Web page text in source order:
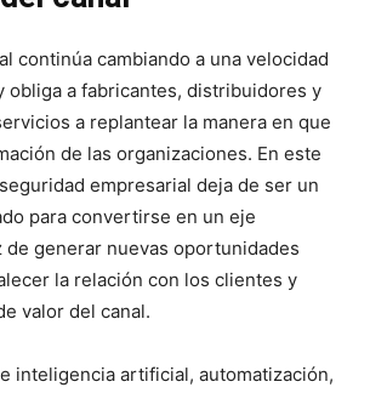
continúa cambiando a una velocidad
obliga a fabricantes, distribuidores y
a replantear la manera en que
de las organizaciones. En este
empresarial deja de ser un
para convertirse en un eje
de generar nuevas oportunidades
la relación con los clientes y
valor del canal.
inteligencia artificial, automatización,